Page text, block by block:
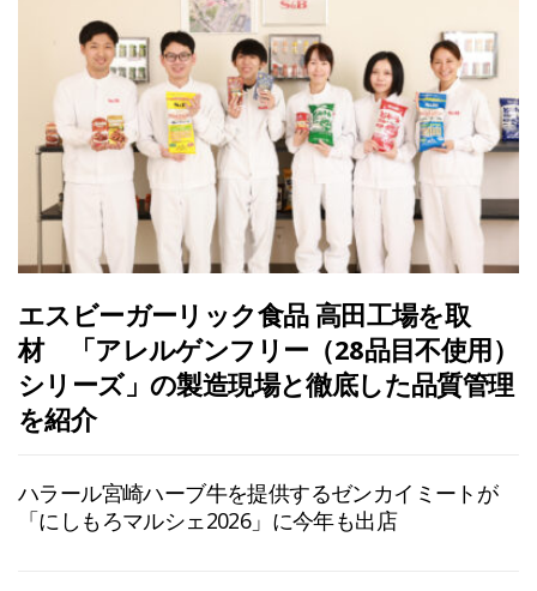
エスビーガーリック食品 高田工場を取
材 「アレルゲンフリー（28品目不使用）
シリーズ」の製造現場と徹底した品質管理
を紹介
ハラール宮崎ハーブ牛を提供するゼンカイミートが
「にしもろマルシェ2026」に今年も出店